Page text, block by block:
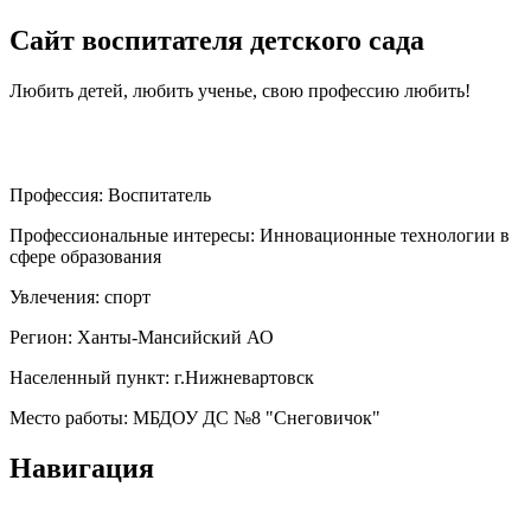
Сайт воспитателя детского сада
Любить детей, любить ученье, свою профессию любить!
Профессия: Воспитатель
Профессиональные интересы: Инновационные технологии в
сфере образования
Увлечения: спорт
Регион: Ханты-Мансийский АО
Населенный пункт: г.Нижневартовск
Место работы: МБДОУ ДС №8 "Снеговичок"
Навигация